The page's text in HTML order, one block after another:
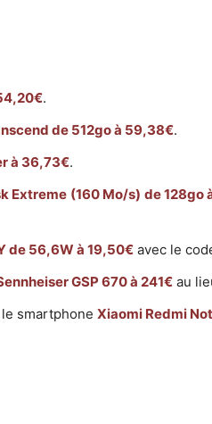
.
de 512go à 59,38€.
à 36,73€.
Extreme (160 Mo/s) de 128go
de 56,6W à 19,50€ avec le
GSP 670 à 241€ au
smartphone Xiaomi Redmi